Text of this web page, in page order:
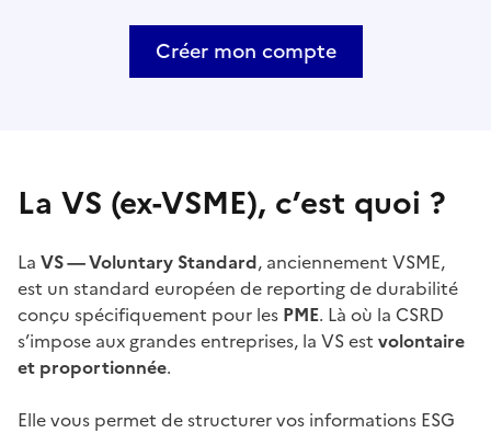
Créer mon compte
La VS (ex-VSME), c’est quoi ?
La VS — Voluntary Standard, anciennement VSME,
est un standard européen de reporting de durabilité
conçu spécifiquement pour les PME. Là où la CSRD
s’impose aux grandes entreprises, la VS est volontaire
et proportionnée.
Elle vous permet de structurer vos informations ESG